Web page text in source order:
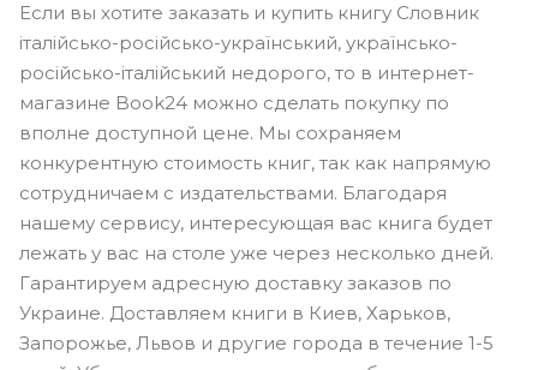
Если вы хотите заказать и купить книгу Словник
італійсько-російсько-український, українсько-
російсько-італійський недорого, то в интернет-
магазине Book24 можно сделать покупку по
вполне доступной цене. Мы сохраняем
конкурентную стоимость книг, так как напрямую
сотрудничаем с издательствами. Благодаря
нашему сервису, интересующая вас книга будет
лежать у вас на столе уже через несколько дней.
Гарантируем адресную доставку заказов по
Украине. Доставляем книги в Киев, Харьков,
Запорожье, Львов и другие города в течение 1-5